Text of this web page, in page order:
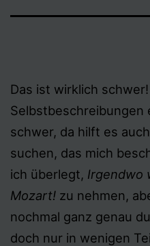
Das ist wirklich
Selbstbeschreibungen
schwer, da hilft es
suchen, das mich
ich überlegt, Irgendwo
Mozart! zu nehmen,
nochmal ganz genau
doch nur in wenigen